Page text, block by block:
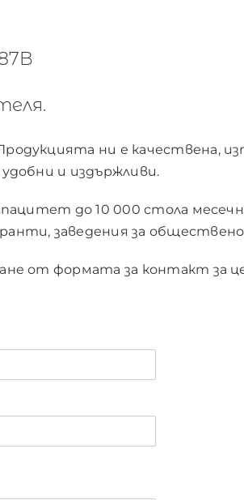
ни е качествена,
и издържливи.
до 10 000 стола
заведения за обществено
от формата за контакт за